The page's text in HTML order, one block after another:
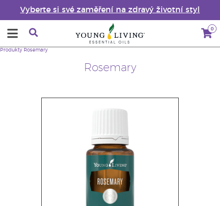
Vyberte si své zaměření na zdravý životní styl
0
Rosemary
Produkty Rosemary